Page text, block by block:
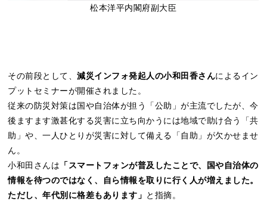
松本洋平内閣府副大臣
その前段として、減災インフォ発起人の小和田香さんによるイン
プットセミナーが開催されました。
従来の防災対策は国や自治体が担う「公助」が主流でしたが、今
後ますます激甚化する災害に立ち向かうには地域で助け合う「共
助」や、一人ひとりが災害に対して備える「自助」が欠かせませ
ん。
小和田さんは 「スマートフォンが普及したことで、国や自治体の
情報を待つのではなく、自ら情報を取りに行く人が増えました。
ただし、年代別に格差もあります」 と指摘。